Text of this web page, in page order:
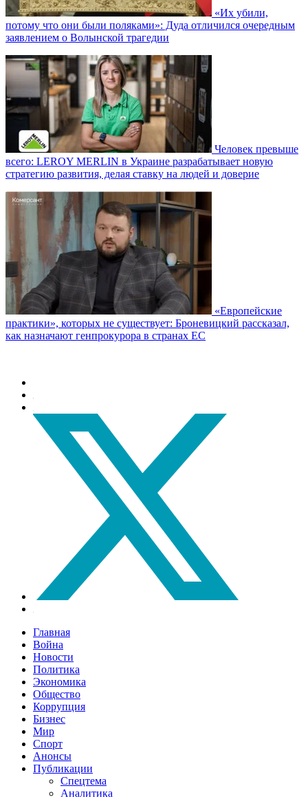
«Их убили,
потому что они были поляками»: Дуда отличился очередным
заявлением о Волынской трагедии
Человек превыше
всего: LEROY MERLIN в Украине разрабатывает новую
стратегию развития, делая ставку на людей и доверие
«Европейские
практики», которых не существует: Броневицкий рассказал,
как назначают генпрокурора в странах ЕС
Главная
Война
Новости
Политика
Экономика
Общество
Коррупция
Бизнес
Мир
Спорт
Анонсы
Публикации
Спецтема
Аналитика